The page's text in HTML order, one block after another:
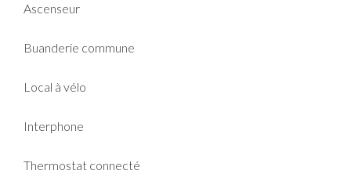
Ascenseur
Buanderie commune
Local à vélo
Interphone
Thermostat connecté